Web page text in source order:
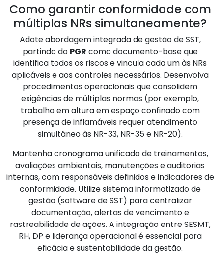
Como garantir conformidade com
múltiplas NRs simultaneamente?
Adote abordagem integrada de gestão de SST,
partindo do PGR como documento-base que
identifica todos os riscos e vincula cada um às NRs
aplicáveis e aos controles necessários. Desenvolva
procedimentos operacionais que consolidem
exigências de múltiplas normas (por exemplo,
trabalho em altura em espaço confinado com
presença de inflamáveis requer atendimento
simultâneo às NR-33, NR-35 e NR-20).
Mantenha cronograma unificado de treinamentos,
avaliações ambientais, manutenções e auditorias
internas, com responsáveis definidos e indicadores de
conformidade. Utilize sistema informatizado de
gestão (software de SST) para centralizar
documentação, alertas de vencimento e
rastreabilidade de ações. A integração entre SESMT,
RH, DP e liderança operacional é essencial para
eficácia e sustentabilidade da gestão.